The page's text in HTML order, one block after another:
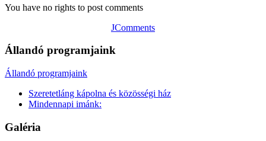
You have no rights to post comments
JComments
Állandó programjaink
Állandó programjaink
Szeretetláng kápolna és közösségi ház
Mindennapi imánk:
Galéria